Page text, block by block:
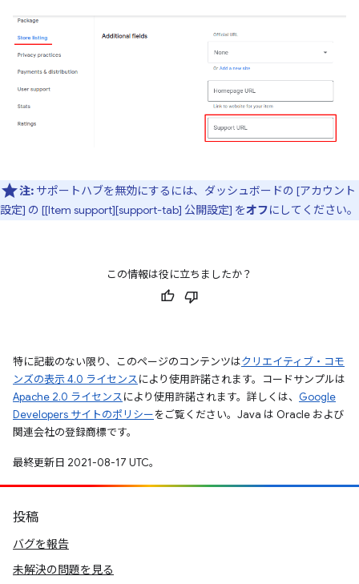
注: サポートハブを無効にするには、ダッシュボードの [アカウント
設定] の [[Item support][support-tab] 公開設定] をオフにしてください。
この情報は役に立ちましたか？
特に記載のない限り、このページのコンテンツはクリエイティブ・コモ
ンズの表示 4.0 ライセンスにより使用許諾されます。コードサンプルは
Apache 2.0 ライセンスにより使用許諾されます。詳しくは、 Google
Developers サイトのポリシーをご覧ください。Java は Oracle および
関連会社の登録商標です。
最終更新日 2021-08-17 UTC。
投稿
バグを報告
未解決の問題を見る